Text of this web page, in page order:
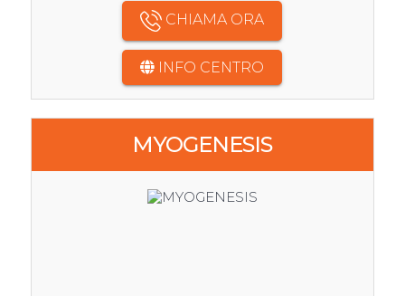
CHIAMA ORA
INFO CENTRO
MYOGENESIS